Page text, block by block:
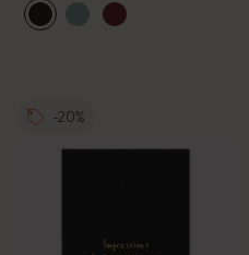
-20%